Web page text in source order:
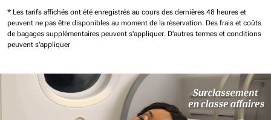
* Les tarifs affichés ont été enregistrés au cours des dernières 48 heures et
peuvent ne pas être disponibles au moment de la réservation. Des frais et coûts
de bagages supplémentaires peuvent s'appliquer. D'autres termes et conditions
peuvent s'appliquer